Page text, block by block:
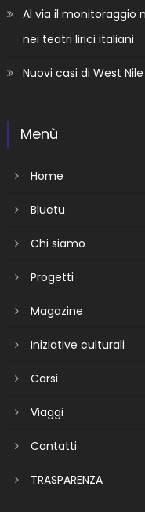
Al via il monitoraggio
nei teatri lirici italiani
Nuovi casi di West
Menù
Home
Bluetu
Chi siamo
Progetti
Magazine
Iniziative culturali
Corsi
Viaggi
Contatti
TRASPARENZA